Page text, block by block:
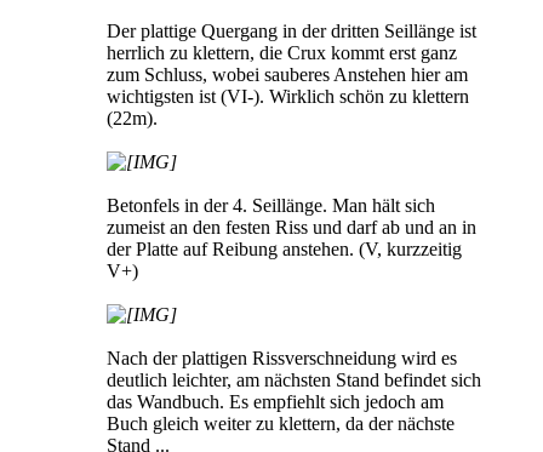
Der plattige Quergang in der dritten Seillänge ist
herrlich zu klettern, die Crux kommt erst ganz
zum Schluss, wobei sauberes Anstehen hier am
wichtigsten ist (VI-). Wirklich schön zu klettern
(22m).
Betonfels in der 4. Seillänge. Man hält sich
zumeist an den festen Riss und darf ab und an in
der Platte auf Reibung anstehen. (V, kurzzeitig
V+)
Nach der plattigen Rissverschneidung wird es
deutlich leichter, am nächsten Stand befindet sich
das Wandbuch. Es empfiehlt sich jedoch am
Buch gleich weiter zu klettern, da der nächste
Stand ...